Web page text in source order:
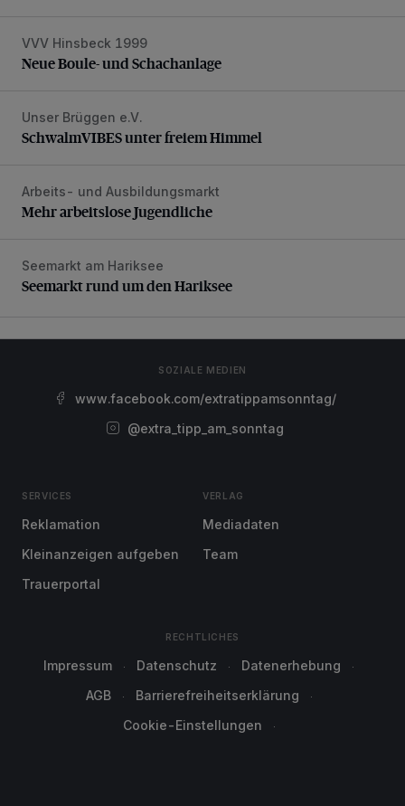
Neue Boule- und Schachanlage
VVV Hinsbeck 1999
Neue Boule- und Schachanlage
SchwalmVIBES unter freiem Himmel
Unser Brüggen e.V.
SchwalmVIBES unter freiem Himmel
Mehr arbeitslose Jugendliche
Arbeits- und Ausbildungsmarkt
Mehr arbeitslose Jugendliche
Seemarkt rund um den Hariksee
Seemarkt am Hariksee
Seemarkt rund um den Hariksee
SOZIALE MEDIEN
www.facebook.com/extratippamsonntag/
@extra_tipp_am_sonntag
SERVICES
Reklamation
Kleinanzeigen aufgeben
Trauerportal
VERLAG
Mediadaten
Team
RECHTLICHES
Impressum Datenschutz
Datenerhebung
AGB
Barrierefreiheitserklärung
Cookie-Einstellungen